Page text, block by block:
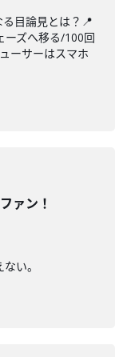
目論見とは？📍
ーズへ移る/100回
ーサーはスマホ
ァン！
い。